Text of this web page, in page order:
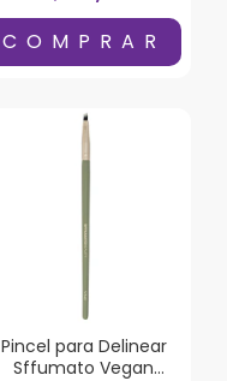
Pincel para Delinear
Sffumato Vegan